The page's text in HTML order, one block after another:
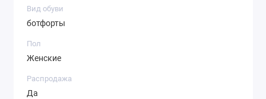
Вид обуви
ботфорты
Пол
Женские
Распродажа
Да